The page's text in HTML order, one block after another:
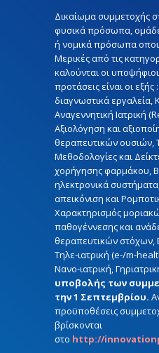
Δικαίωμα συμμετοχής
φυσικά πρόσωπα,
ή νομικά πρόσωπα
Μερικές από τις
καλούνται οι
προτάσεις είναι οι
διαγνωστικά εργαλεία,
Αναγεννητική Ιατρική
Αξιολόγηση και
θεραπευτικών ουσιών,
Μεθοδολογίες και
χορήγησης φαρμάκου,
ηλεκτρονικά
απεικόνιση και
Χαρακτηρισμός
παθογέννεσης και
θεραπευτικών στόχων,
Τηλε-ιατρική (e-/m-
Νανο-ιατρική,
υποβολής των
την 1 Σεπτεμβρίου.
προϋποθέσεις
βρίσκονται
στο http://